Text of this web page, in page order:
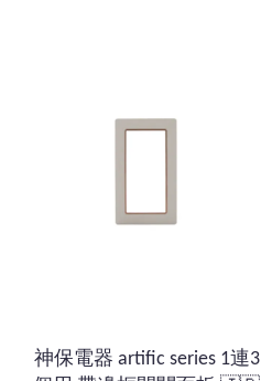
神保電器 artific series 1連3